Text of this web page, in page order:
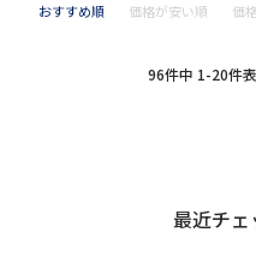
おすすめ順
価格が安い順 価
96件中 1-20件
最近チェ